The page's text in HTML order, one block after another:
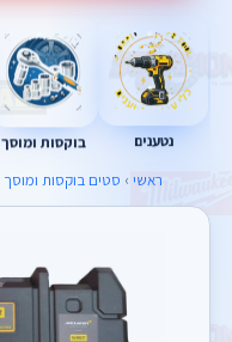
נטענים בוקסות ומוסך
ראשי › סטים בוקסות ומוסך